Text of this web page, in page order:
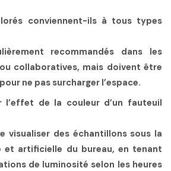
conviennent-ils à tous types
recommandés dans les
collaboratives, mais doivent être
ne pas surcharger l’espace.
l’effet de la couleur d’un fauteuil
visualiser des échantillons sous la
et artificielle du bureau, en tenant
de luminosité selon les heures